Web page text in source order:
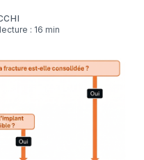
: 16 min